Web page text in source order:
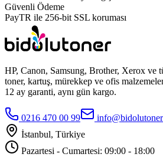
Güvenli Ödeme
PayTR ile 256-bit SSL koruması
HP, Canon, Samsung, Brother, Xerox ve
toner, kartuş, mürekkep ve ofis
12 ay garanti, aynı gün kargo.
0216 470 00 99
İstanbul, Türkiye
Pazartesi - Cumartesi: 09:00 - 18:00